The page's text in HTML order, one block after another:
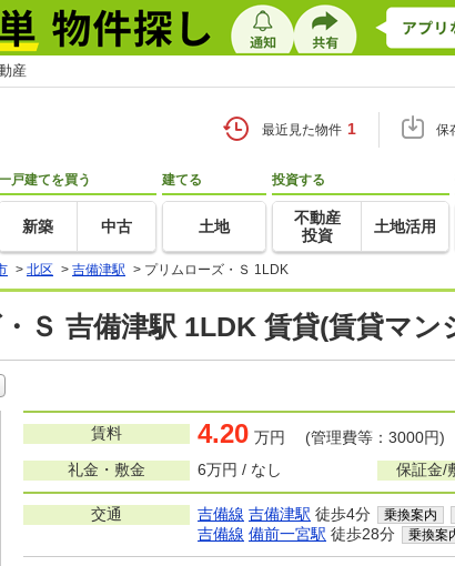
産
最近見た物件 1 保
戸建てを買う
新築 中古
建てる
土地
投資する
不動産
投資
土地活用
> 北区 > 吉備津駅 > プリムローズ・Ｓ 1LDK
Ｓ 吉備津駅 1LDK 賃貸(賃貸マン
賃料 4.20 万円 (管理費等：3000円)
礼金・敷金
6万円 / なし 保証金/
交通 吉備線 吉備津駅 徒歩4分 乗換案内
吉備線 備前一宮駅 徒歩28分 乗換案